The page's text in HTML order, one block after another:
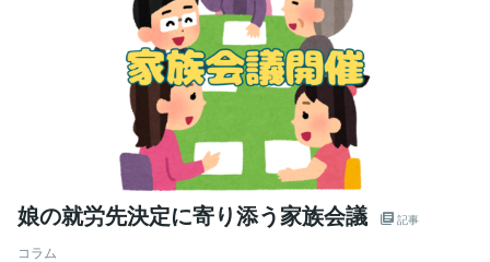
娘の就労先決定に寄り添う家族会議 記事
コラム